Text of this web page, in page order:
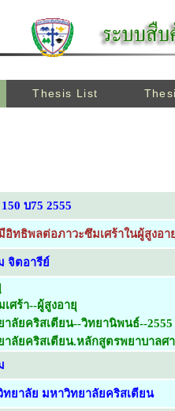
Thesis List
บ75 2555
อิทธิพลต่อภาวะซึมเศร้าในผู้สูงอ
จิตอารีย์
ศร้า--ผู้สูงอายุ
าลัยคริสเตียน--วิทยานิพนธ์--2555
าลัยคริสเตียน.หลักสูตรพยาบาล
ยาลัย มหาวิทยาลัยคริสเตียน